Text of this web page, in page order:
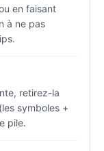
en faisant
à ne pas
retirez-la
symboles +
pile.